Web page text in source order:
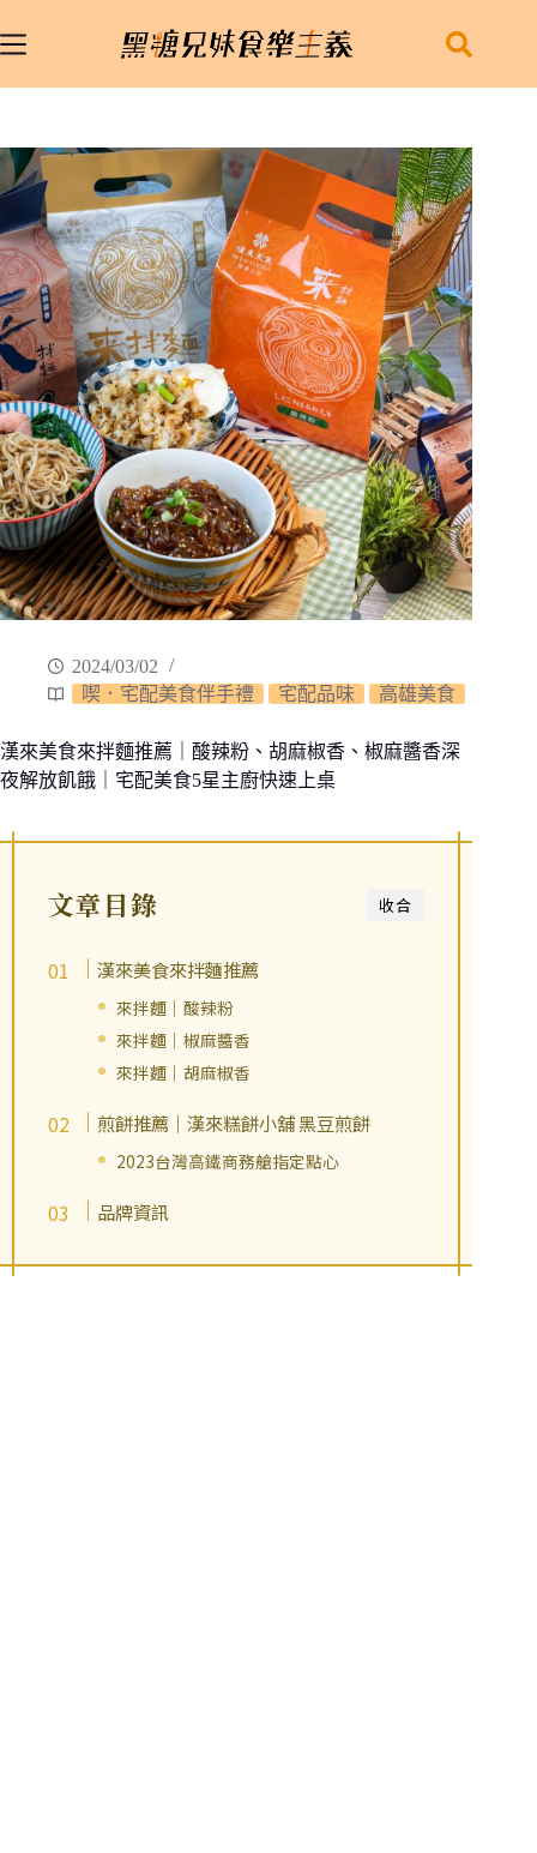
至
容
2024/03/02
喫．宅配美食伴手禮
宅配品味 高雄美食
漢來美食來拌麵推薦｜酸辣粉、胡麻椒香、椒麻醬香深
夜解放飢餓｜宅配美食5星主廚快速上桌
收合
文章目錄
漢來美食來拌麵推薦
來拌麵｜酸辣粉
來拌麵｜椒麻醬香
來拌麵｜胡麻椒香
煎餅推薦｜漢來糕餅小舖 黑豆煎餅
2023台灣高鐵商務艙指定點心
品牌資訊